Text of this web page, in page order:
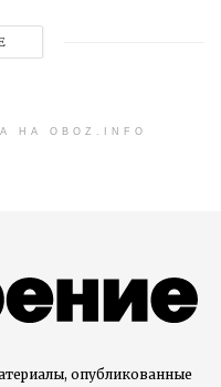
НА OBOZ.INFO
опубликованные